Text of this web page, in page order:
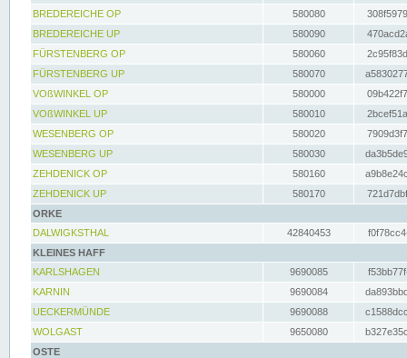
BREDEREICHE OP
580080
BREDEREICHE UP
580090
FÜRSTENBERG OP
580060
FÜRSTENBERG UP
580070
VOßWINKEL OP
580000
VOßWINKEL UP
580010
WESENBERG OP
580020
WESENBERG UP
580030
ZEHDENICK OP
580160
ZEHDENICK UP
580170
ORKE
DALWIGKSTHAL
42840453
KLEINES HAFF
KARLSHAGEN
9690085
KARNIN
9690084
UECKERMÜNDE
9690088
WOLGAST
9650080
OSTE